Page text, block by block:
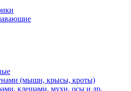
(мыши, крысы, кроты)
клещами, мухи, осы и др.